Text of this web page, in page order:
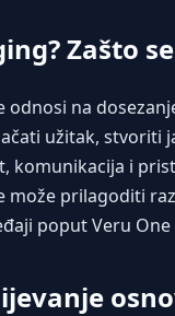
Zašto
odnosi na
užitak, stvoriti
komunikacija i
može prilagoditi
poput Veru